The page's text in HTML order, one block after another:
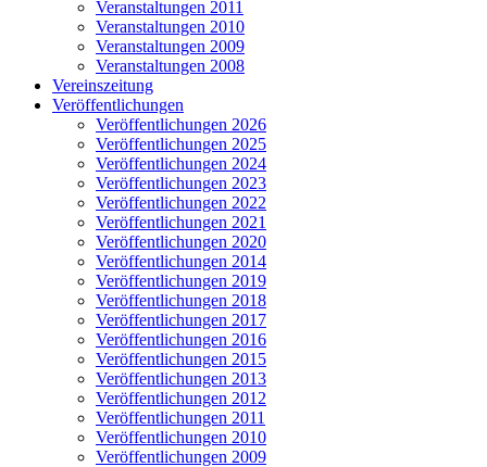
Veranstaltungen 2011
Veranstaltungen 2010
Veranstaltungen 2009
Veranstaltungen 2008
Vereinszeitung
Veröffentlichungen
Veröffentlichungen 2026
Veröffentlichungen 2025
Veröffentlichungen 2024
Veröffentlichungen 2023
Veröffentlichungen 2022
Veröffentlichungen 2021
Veröffentlichungen 2020
Veröffentlichungen 2014
Veröffentlichungen 2019
Veröffentlichungen 2018
Veröffentlichungen 2017
Veröffentlichungen 2016
Veröffentlichungen 2015
Veröffentlichungen 2013
Veröffentlichungen 2012
Veröffentlichungen 2011
Veröffentlichungen 2010
Veröffentlichungen 2009